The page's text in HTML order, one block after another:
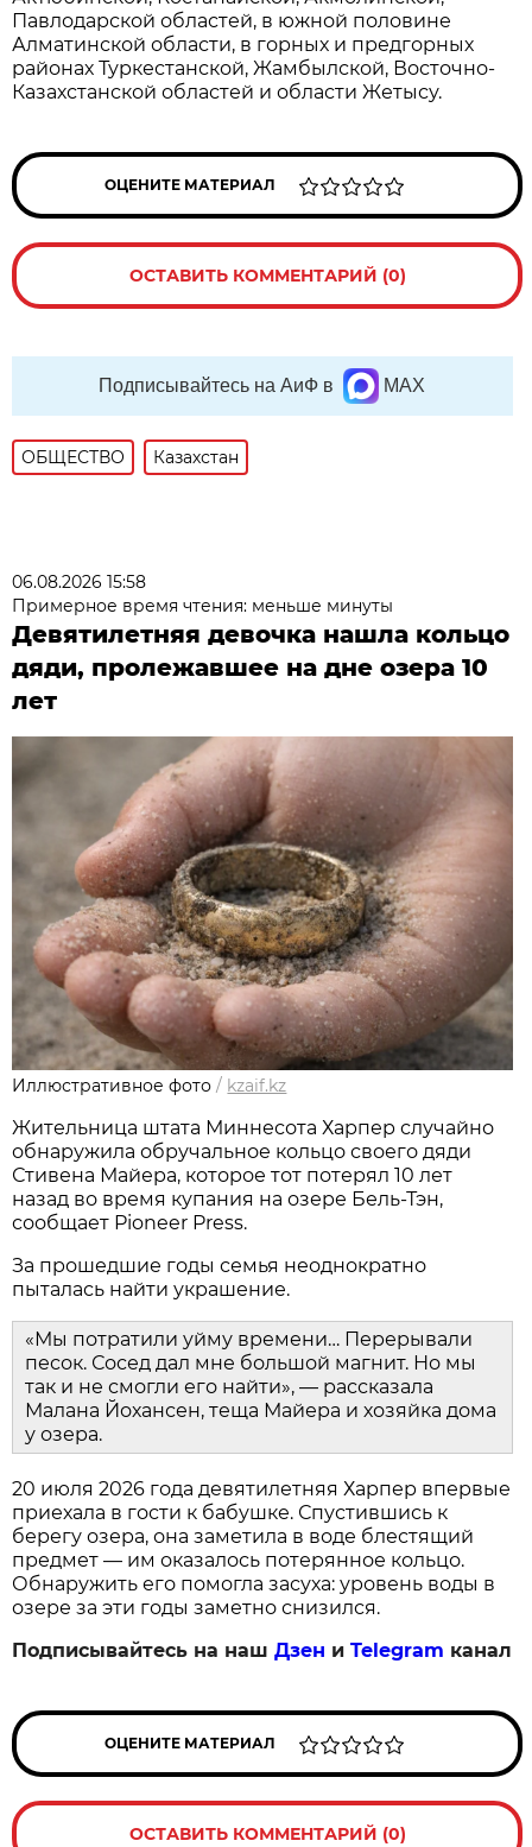
Павлодарской областей, в южной половине
Алматинской области, в горных и предгорных
районах Туркестанской, Жамбылской, Восточно-
Казахстанской областей и области Жетысу.
ОЦЕНИТЕ МАТЕРИАЛ
ОСТАВИТЬ КОММЕНТАРИЙ (0)
Подписывайтесь на АиФ в MAX
ОБЩЕСТВО Казахстан
06.08.2026 15:58
Примерное время чтения: меньше минуты
Девятилетняя девочка нашла кольцо
дяди, пролежавшее на дне озера 10
лет
Иллюстративное фото / kzaif.kz
Жительница штата Миннесота Харпер случайно
обнаружила обручальное кольцо своего дяди
Стивена Майера, которое тот потерял 10 лет
назад во время купания на озере Бель-Тэн,
сообщает Pioneer Press.
За прошедшие годы семья неоднократно
пыталась найти украшение.
«Мы потратили уйму времени… Перерывали
песок. Сосед дал мне большой магнит. Но мы
так и не смогли его найти», — рассказала
Малана Йохансен, теща Майера и хозяйка дома
у озера.
20 июля 2026 года девятилетняя Харпер впервые
приехала в гости к бабушке. Спустившись к
берегу озера, она заметила в воде блестящий
предмет — им оказалось потерянное кольцо.
Обнаружить его помогла засуха: уровень воды в
озере за эти годы заметно снизился.
Подписывайтесь на нашДзен иTelegram канал
ОЦЕНИТЕ МАТЕРИАЛ
ОСТАВИТЬ КОММЕНТАРИЙ (0)